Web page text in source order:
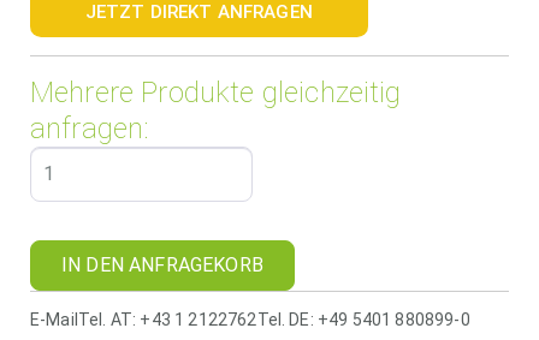
JETZT DIREKT ANFRAGEN
Mehrere Produkte gleichzeitig
anfragen:
IN DEN ANFRAGEKORB
E-Mail Tel. AT: +43 1 2122762Tel. DE: +49 5401 880899-0